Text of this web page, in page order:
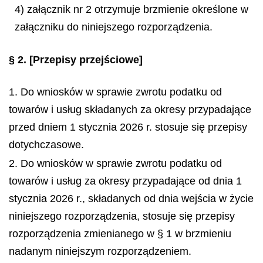
4) załącznik nr 2 otrzymuje brzmienie określone w
załączniku do niniejszego rozporządzenia.
§ 2. [Przepisy przejściowe]
1. Do wniosków w sprawie zwrotu podatku od
towarów i usług składanych za okresy przypadające
przed dniem 1 stycznia 2026 r. stosuje się przepisy
dotychczasowe.
2. Do wniosków w sprawie zwrotu podatku od
towarów i usług za okresy przypadające od dnia 1
stycznia 2026 r., składanych od dnia wejścia w życie
niniejszego rozporządzenia, stosuje się przepisy
rozporządzenia zmienianego w § 1 w brzmieniu
nadanym niniejszym rozporządzeniem.